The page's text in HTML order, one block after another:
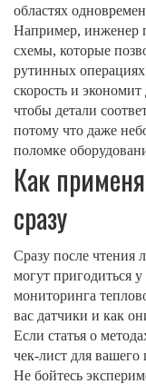
областях
Например, инженер
схемы, которые
рутинных
скорость и
чтобы детали
потому что даже
поломке
Как
сразу
Сразу после чтения
могут пригодиться
мониторинга
вас датчики и как
Если статья о
чек‑лист для вашего
Не бойтесь